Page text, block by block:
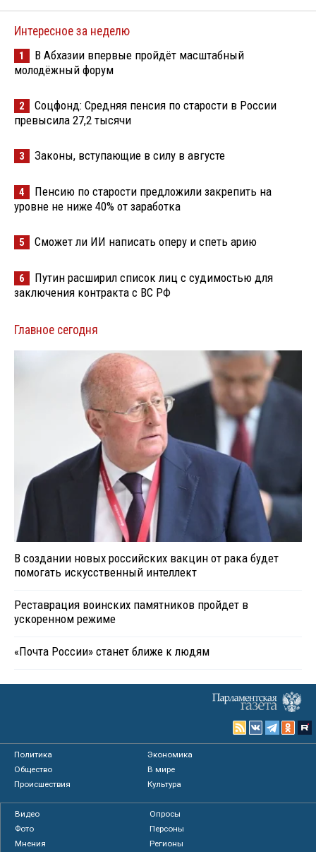
Интересное за неделю
1
В Абхазии впервые пройдёт масштабный
молодёжный форум
2
Соцфонд: Средняя пенсия по старости в России
превысила 27,2 тысячи
3 Законы, вступающие в силу в августе
4
Пенсию по старости предложили закрепить на
уровне не ниже 40% от заработка
5 Сможет ли ИИ написать оперу и спеть арию
6
Путин расширил список лиц с судимостью для
заключения контракта с ВС РФ
Главное сегодня
В создании новых российских вакцин от рака будет
помогать искусственный интеллект
Реставрация воинских памятников пройдет в
ускоренном режиме
«Почта России» станет ближе к людям
Политика
Экономика
Общество
В мире
Происшествия
Культура
Видео
Опросы
Фото
Персоны
Мнения
Регионы